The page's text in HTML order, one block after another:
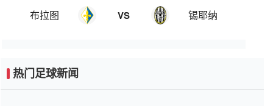
布拉图 VS 锡耶纳
热门足球新闻